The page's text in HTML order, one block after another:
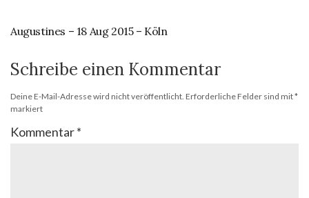
Augustines – 18 Aug 2015 – Köln
Schreibe einen Kommentar
Deine E-Mail-Adresse wird nicht veröffentlicht. Erforderliche Felder sind mit*
markiert
Kommentar*